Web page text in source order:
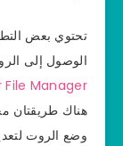
تحتوي بعض
الوصول إلى
Manager
هناك طريقتان
وضع الروت